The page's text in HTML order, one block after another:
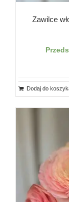
Zawilce
Dodaj do